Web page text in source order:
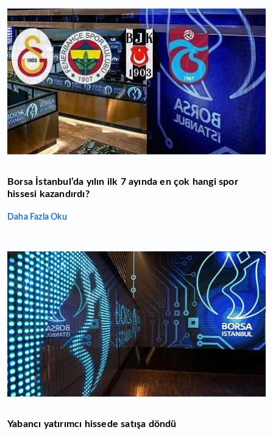
Borsa İstanbul’da yılın ilk 7 ayında en çok hangi spor
hissesi kazandırdı?
Daha Fazla Oku
Yabancı yatırımcı hissede satışa döndü